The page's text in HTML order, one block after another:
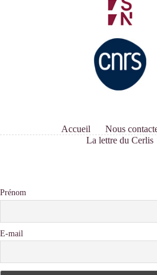
Accueil Nous
La lettre du Cerlis
Prénom
E-mail